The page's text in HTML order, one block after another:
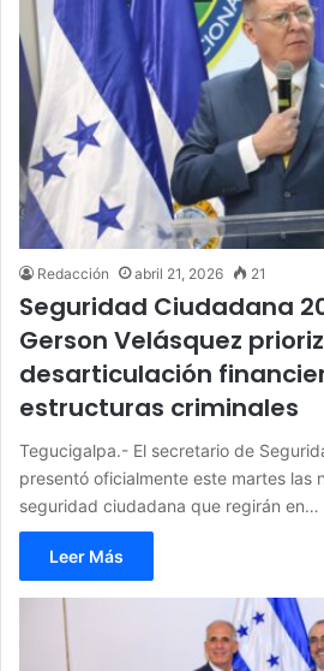
Redacción abril 21, 2026 21
Seguridad Ciudadana
Gerson Velásquez
desarticulación
estructuras criminales
Tegucigalpa.- El secretario de
presentó oficialmente este martes las
seguridad ciudadana que regirán en…
Leer Más